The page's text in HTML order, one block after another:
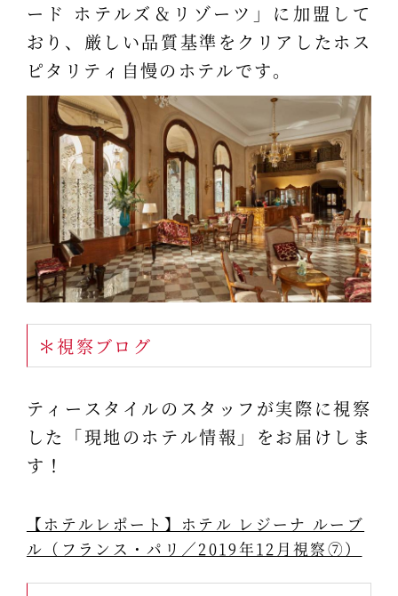
ード ホテルズ＆リゾーツ」に加盟して
おり、厳しい品質基準をクリアしたホス
ピタリティ自慢のホテルです。
＊視察ブログ
ティースタイルのスタッフが実際に視察
した「現地のホテル情報」をお届けしま
す！
【ホテルレポート】ホテル レジーナ ルーブ
ル（フランス・パリ／2019年12月視察⑦）